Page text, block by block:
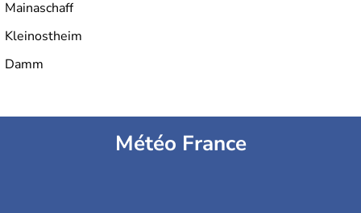
Mainaschaff
Kleinostheim
Damm
Météo France